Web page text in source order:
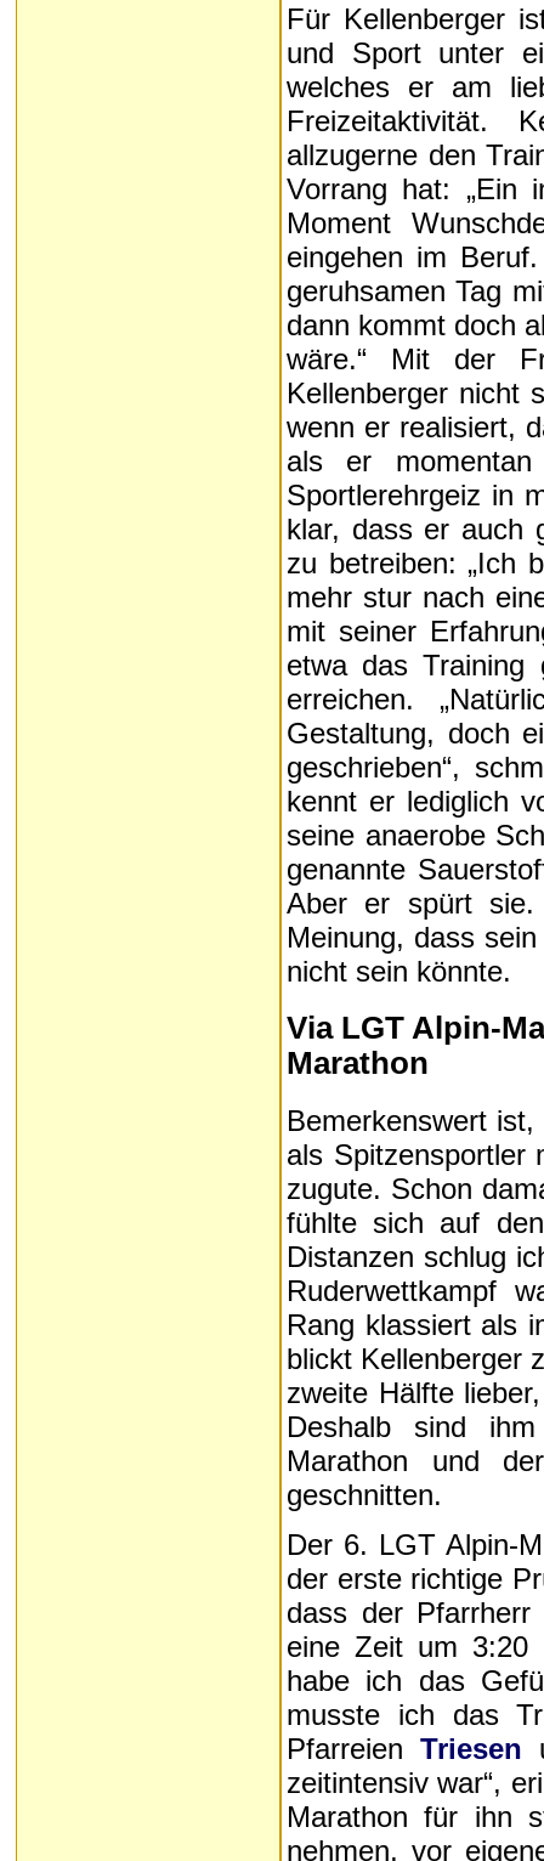
Für Kellenberger
und Sport unter
welches er am
Freizeitaktivität.
allzugerne den
Vorrang hat: „Ein
Moment
eingehen im
geruhsamen Tag
dann kommt doch
wäre.“ Mit der
Kellenberger nicht
wenn er realisiert,
als er
Sportlerehrgeiz in
klar, dass er auch
zu betreiben: „Ich
mehr stur nach
mit seiner
etwa das Training
erreichen.
Gestaltung, doch
geschrieben“,
kennt er lediglich
seine anaerobe
genannte
Aber er spürt sie.
Meinung, dass
nicht sein könnte.
Via LGT Alpin-
Marathon
Bemerkenswert
als Spitzensportler
zugute. Schon
fühlte sich auf
Distanzen schlug
Ruderwettkampf
Rang klassiert als
blickt Kellenberger
zweite Hälfte
Deshalb sind
Marathon und
geschnitten.
Der 6. LGT Alpin-
der erste richtige
dass der
eine Zeit um 3:20
habe ich das
musste ich das
Pfarreien Triesen
zeitintensiv war“,
Marathon für ihn
nehmen, vor